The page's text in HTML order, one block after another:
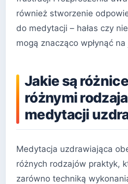
również stworzenie
do medytacji – hałas czy
mogą znacząco wpłynąć
Jakie są
różnymi
medytacji
Medytacja uzdrawiająca
różnych rodzajów praktyk,
zarówno techniką